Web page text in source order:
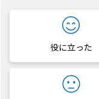
役に立った